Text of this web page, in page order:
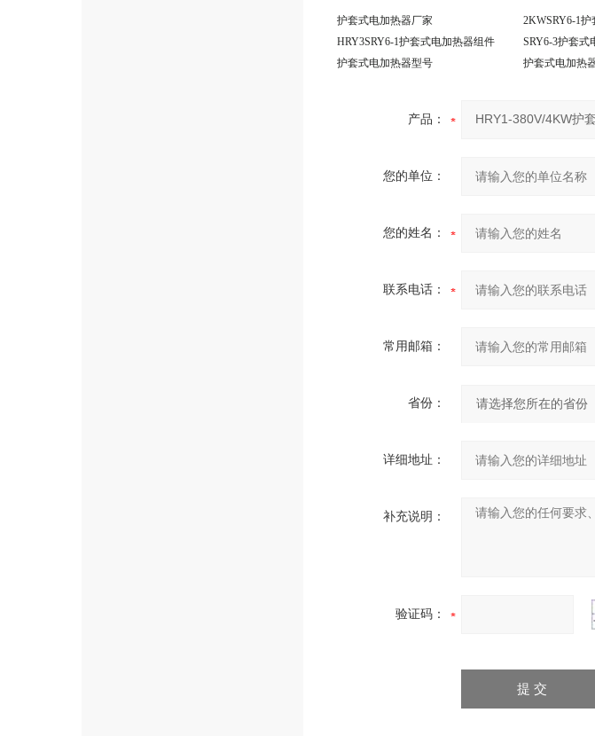
护套式电加热器厂家 2KWSRY6-1
HRY3SRY6-1护套式电加热器组件
SRY6-3护套式
护套式电加热器型号
护套式电加热
产品：
您的单位：
您的姓名：
联系电话：
常用邮箱：
省份：
详细地址：
补充说明：
验证码：